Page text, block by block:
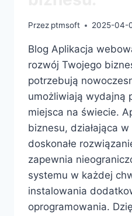
Przez ptmsoft 2025-04-
Blog Aplikacja
rozwój Twojego
potrzebują
umożliwiają wydajną
miejsca na świecie.
biznesu, działająca
doskonałe
zapewnia
systemu w każdej
instalowania
oprogramowania.